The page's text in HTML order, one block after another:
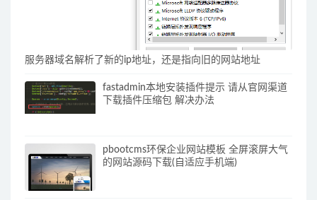
服务器域名解析了新的ip地址，还是指向旧的网站地址
fastadmin本地安装插件提示 请从官网渠道
下载插件压缩包 解决办法
pbootcms环保企业网站模板 全屏滚屏大气
的网站源码下载(自适应手机端)